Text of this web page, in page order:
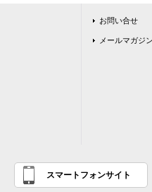
お問い合せ
メールマガジン
スマートフォンサイト